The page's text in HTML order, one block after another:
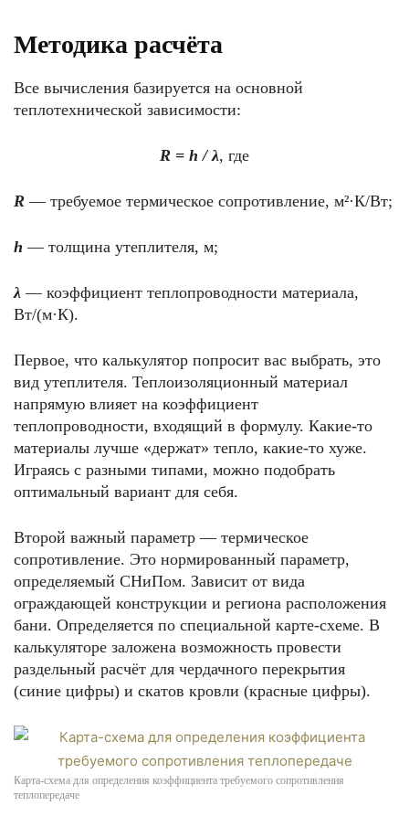
Методика расчёта
Все вычисления базируется на основной
теплотехнической зависимости:
R = h / λ, где
R — требуемое термическое сопротивление, м²·К/Вт;
h — толщина утеплителя, м;
λ— коэффициент теплопроводности материала,
Вт/(м·К).
Первое, что калькулятор попросит вас выбрать, это
вид утеплителя. Теплоизоляционный материал
напрямую влияет на коэффициент
теплопроводности, входящий в формулу. Какие-то
материалы лучше «держат» тепло, какие-то хуже.
Играясь с разными типами, можно подобрать
оптимальный вариант для себя.
Второй важный параметр — термическое
сопротивление. Это нормированный параметр,
определяемый СНиПом. Зависит от вида
ограждающей конструкции и региона расположения
бани. Определяется по специальной карте-схеме. В
калькуляторе заложена возможность провести
раздельный расчёт для чердачного перекрытия
(синие цифры) и скатов кровли (красные цифры).
Карта-схема для определения коэффициента требуемого сопротивления
теплопередаче